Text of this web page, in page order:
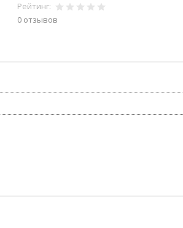
Рейтинг:
0 отзывов